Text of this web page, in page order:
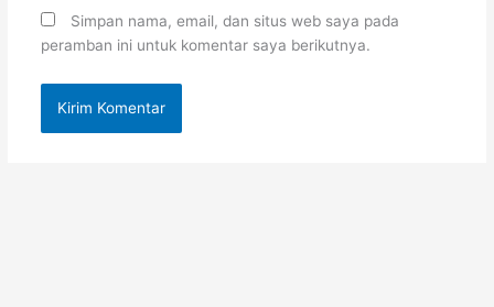
Simpan nama, email, dan situs web saya pada
peramban ini untuk komentar saya berikutnya.